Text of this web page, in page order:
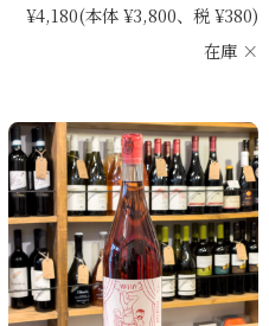
¥4,180(本体 ¥3,800、税 ¥380)
在庫 ×